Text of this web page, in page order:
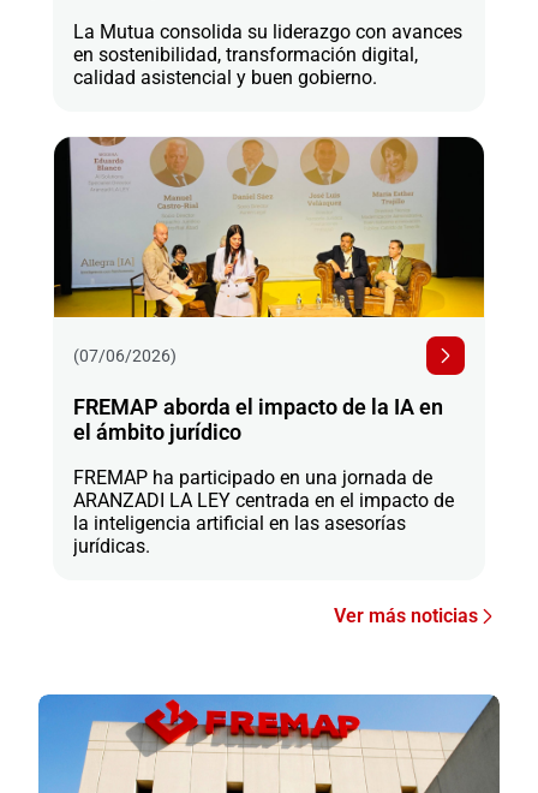
La Mutua consolida su liderazgo con avances
en sostenibilidad, transformación digital,
calidad asistencial y buen gobierno.
(07/06/2026)
FREMAP aborda el impacto de la IA en
el ámbito jurídico
FREMAP ha participado en una jornada de
ARANZADI LA LEY centrada en el impacto de
la inteligencia artificial en las asesorías
jurídicas.
Ver más noticias